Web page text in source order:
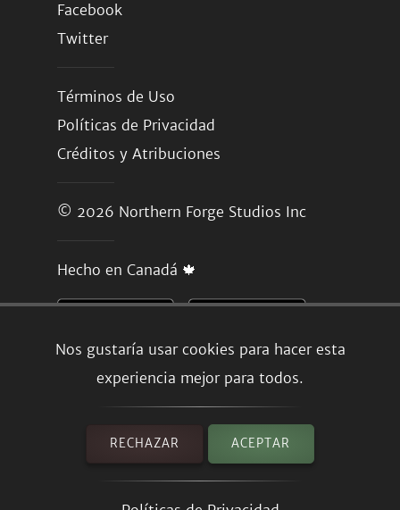
Nos gustaría usar cookies para hacer esta
experiencia mejor para todos.
RECHAZAR ACEPTAR
Facebook
Twitter
Términos de Uso
Políticas de Privacidad
Créditos y Atribuciones
© 2026 Northern Forge Studios Inc
Hecho en Canadá 🍁